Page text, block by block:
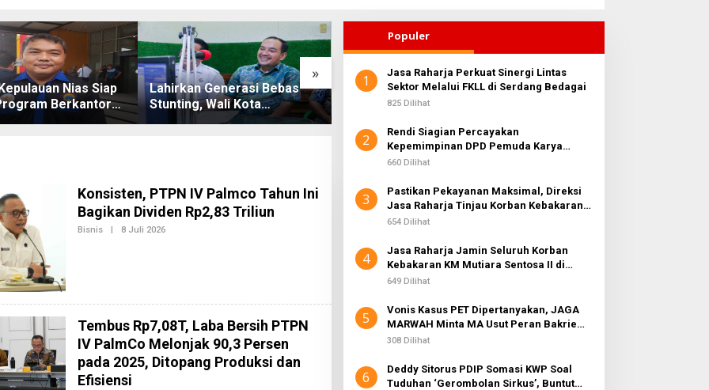
»
Nias Siap
Berkantor
Nasution
Lahirkan Generasi Bebas
Stunting, Wali Kota
Tebingtinggi Dorong
KPPU Kanwil I dan
Ditintelkam Polda Sumut
Semen
Dewan Usul BUMD Sumut
Konsisten, PTPN IV Palmco Tahun Ini
Bagikan Dividen Rp2,83 Triliun
Bisnis | 8 Juli 2026O
A
K
S
I
2
Tembus Rp7,08T, Laba Bersih PTPN
IV PalmCo Melonjak 90,3 Persen
pada 2025, Ditopang Produksi dan
Efisiensi
Populer
1
Jasa Raharja Perkuat Sinergi Lintas
Sektor Melalui FKLL di Serdang Bedagai
825 Dilihat
2
Rendi Siagian Percayakan
Kepemimpinan DPD Pemuda Karya
Nasional Kota Medan kepada Josef
660 Dilihat
3
Pastikan Pekayanan Maksimal, Direksi
Jasa Raharja Tinjau Korban Kebakaran
KM Mutiara Sentosa II
654 Dilihat
4
Jasa Raharja Jamin Seluruh Korban
Kebakaran KM Mutiara Sentosa II di
Perairan Sumenep
649 Dilihat
5
Vonis Kasus PET Dipertanyakan, JAGA
MARWAH Minta MA Usut Peran Bakrie
Group
308 Dilihat
6
Deddy Sitorus PDIP Somasi KWP Soal
Tuduhan ‘Gerombolan Sirkus’, Buntut